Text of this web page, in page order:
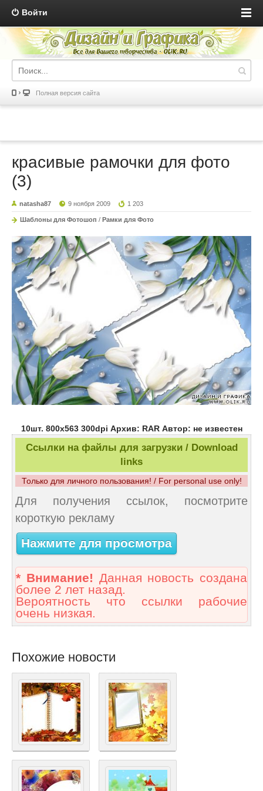
Войти
Полная версия сайта
красивые рамочки для фото
(3)
natasha87 9 ноября 2009 1 203
Шаблоны для Фотошоп / Рамки для Фото
10шт. 800х563 300dpi Архив: RAR Автор: не известен
Ссылки на файлы для загрузки / Download
links
Только для личного пользования! / For personal use only!
Для получения ссылок, посмотрите
короткую рекламу
Нажмите для просмотра
* Внимание! Данная новость создана
более 2 лет назад.
Вероятность что ссылки рабочие
очень низкая.
Похожие новости